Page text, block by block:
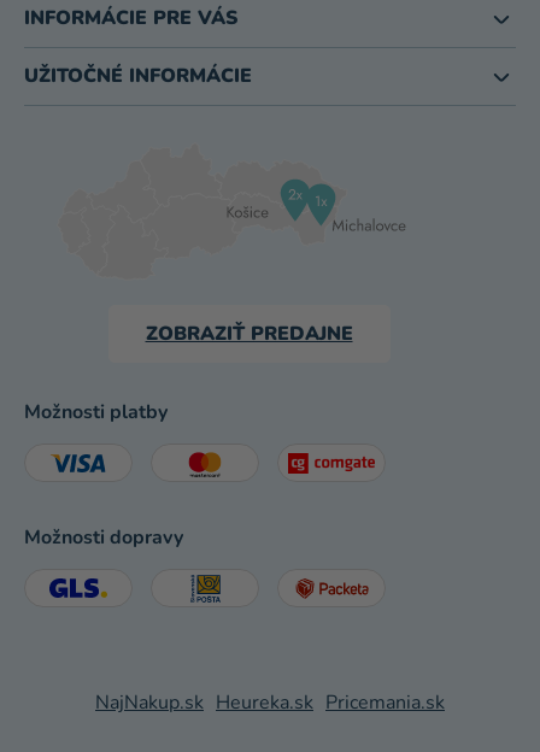
INFORMÁCIE PRE VÁS
UŽITOČNÉ INFORMÁCIE
ZOBRAZIŤ PREDAJNE
Možnosti platby
Možnosti dopravy
NajNakup.sk Heureka.sk Pricemania.sk